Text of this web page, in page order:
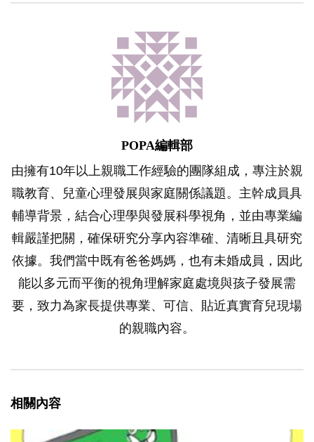
POPA編輯部
由擁有10年以上親職工作經驗的團隊組成，專注於親
職教育、兒童心理發展與家庭關係議題。主幹成員具
輔導背景，結合心理學與發展科學視角，並由專業編
輯嚴謹把關，確保研究分享內容準確、清晰且具研究
依據。我們當中既有爸爸媽媽，也有未婚成員，因此
能以多元而平衡的視角理解家庭處境與孩子發展需
要，致力為家長提供專業、可信、貼近真實育兒現場
的親職內容。
相關內容